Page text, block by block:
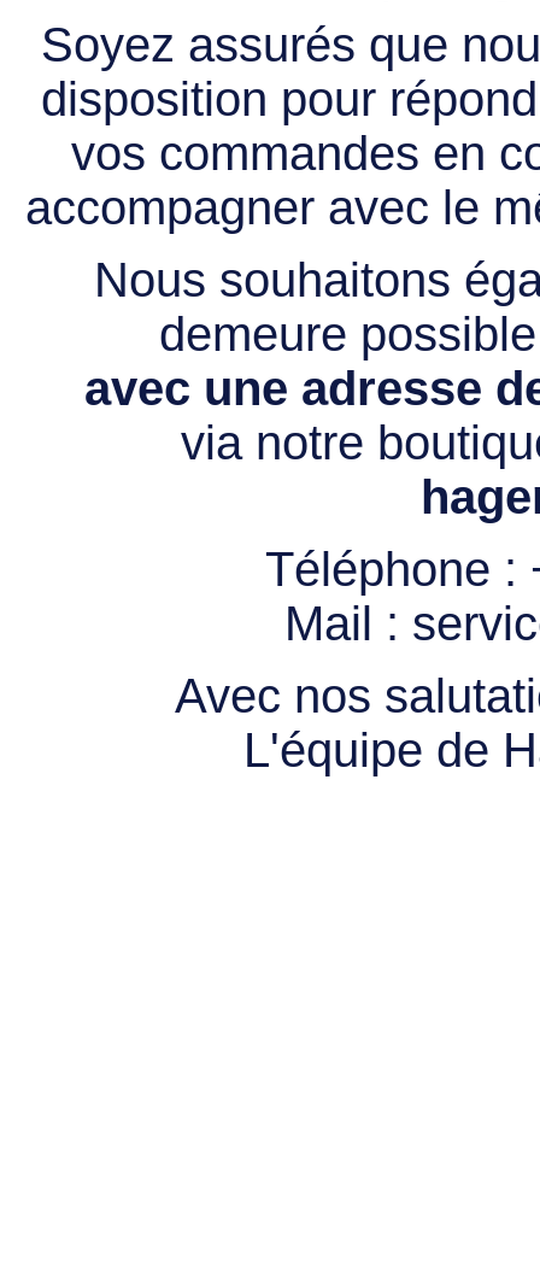
Soyez assurés que
disposition pour
vos commandes en
accompagner avec le
Nous souhaitons
demeure
avec une adresse
via notre
Téléphone :
Mail :
Avec nos
L'équipe de